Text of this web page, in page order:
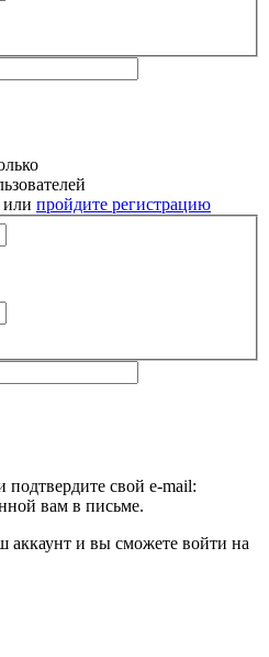
или пройдите регистрацию
подтвердите свой e-mail:
вам в письме.
аккаунт и вы сможете войти на